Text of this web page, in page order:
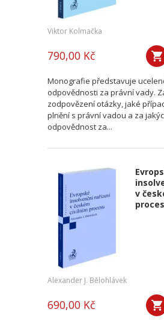
Viktor Kolmačka
790,00 Kč
Monografie představuje
odpovědnosti za právní vady.
zodpovězení otázky, jaké
plnění s právní vadou a za
odpovědnost za...
v
Alexander J. Bělohlávek
690,00 Kč